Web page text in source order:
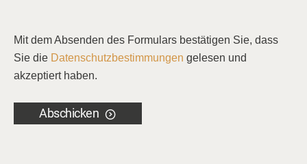
Mit dem Absenden des Formulars bestätigen Sie, dass
Sie die Datenschutzbestimmungen gelesen und
akzeptiert haben.
Abschicken